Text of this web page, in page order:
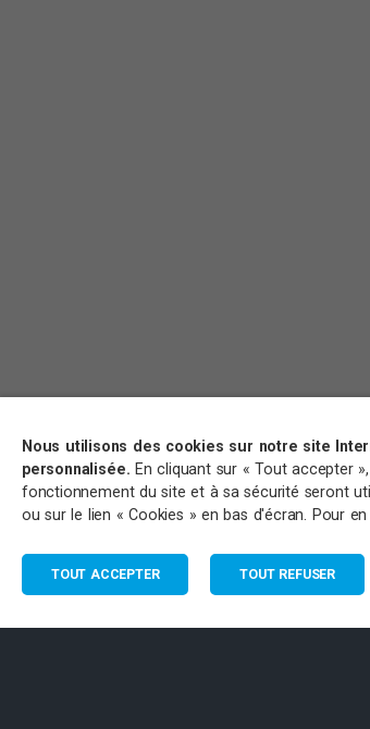
Nous utilisons des cookies sur notre site
personnalisée. En cliquant sur « Tout accepter
fonctionnement du site et à sa sécurité seront
ou sur le lien « Cookies » en bas d'écran. Pour
TOUT ACCEPTER TOUT REFUSER